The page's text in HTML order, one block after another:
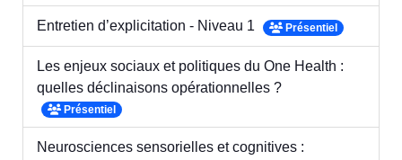
Entretien d’explicitation - Niveau 1 Présentiel
Les enjeux sociaux et politiques du One Health :
quelles déclinaisons opérationnelles ?
Présentiel
Neurosciences sensorielles et cognitives :